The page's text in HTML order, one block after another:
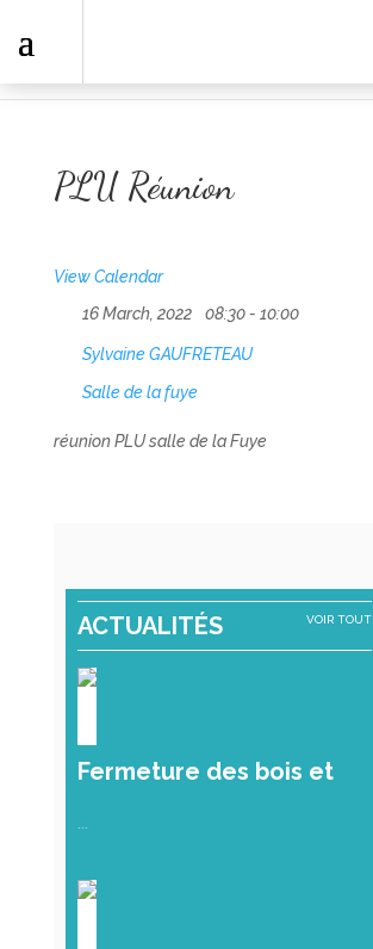
PLU Réunion
View Calendar
16 March, 2022
08:30 - 10:00
Sylvaine GAUFRETEAU
Salle de la fuye
réunion PLU salle de la Fuye
ACTUALITÉS VOIR TOUT
Fermeture des bois et